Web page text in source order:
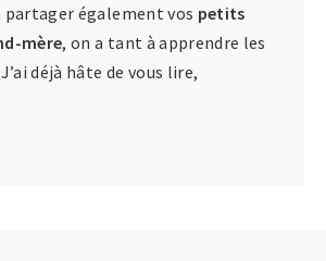
partager également vos petits
mère, on a tant à apprendre les
déjà hâte de vous lire,